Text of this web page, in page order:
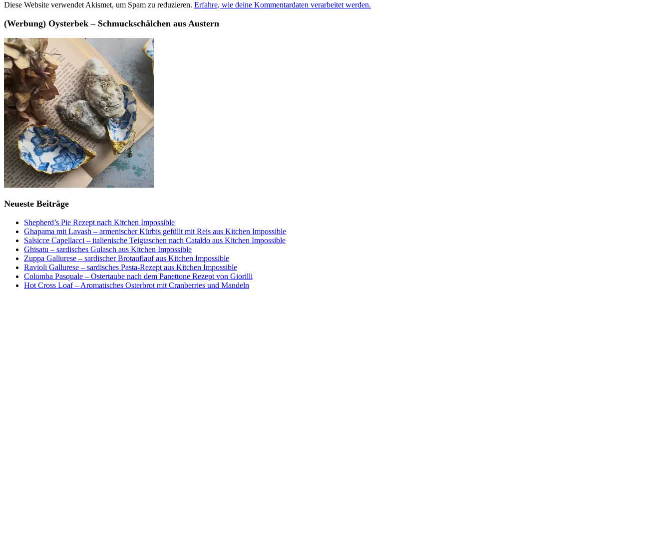
Diese Website verwendet Akismet, um Spam zu reduzieren. Erfahre, wie deine Kommentardaten verarbeitet werden.
(Werbung) Oysterbek – Schmuckschälchen aus Austern
Neueste Beiträge
Shepherd’s Pie Rezept nach Kitchen Impossible
Ghapama mit Lavash – armenischer Kürbis gefüllt mit Reis aus Kitchen Impossible
Salsicce Capellacci – italienische Teigtaschen nach Cataldo aus Kitchen Impossible
Ghisatu – sardisches Gulasch aus Kitchen Impossible
Zuppa Gallurese – sardischer Brotauflauf aus Kitchen Impossible
Ravioli Gallurese – sardisches Pasta-Rezept aus Kitchen Impossible
Colomba Pasquale – Ostertaube nach dem Panettone Rezept von Giorilli
Hot Cross Loaf – Aromatisches Osterbrot mit Cranberries und Mandeln